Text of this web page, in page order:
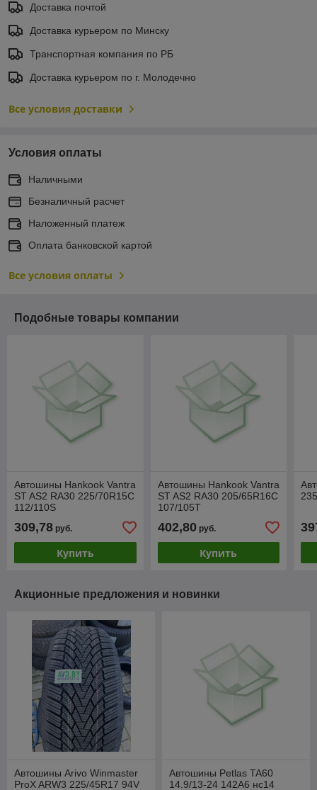
Доставка почтой
Доставка курьером по Минску
Транспортная компания по РБ
Доставка курьером по г. Молодечно
Все условия доставки
Условия оплаты
Наличными
Безналичный расчет
Наложенный платеж
Оплата банковской картой
Все условия оплаты
Подобные товары компании
Автошины Hankook Vantra
ST AS2 RA30 225/70R15C
112/110S
309,78 руб.
Купить
Автошины Hankook Vantra
ST AS2 RA30 205/65R16C
107/105T
402,80руб.
Купить
Акционные предложения и новинки
Автошины Arivo Winmaster
ProX ARW3 225/45R17 94V
Автошины Petlas TA60
14.9/13-24 142A6 нс14